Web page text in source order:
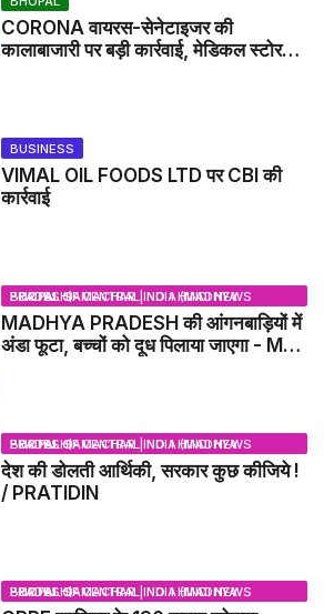
CORONA वायरस-सेनेटाइजर की
कालाबाजारी पर बड़ी कार्रवाई, मेडिकल स्टोर
BUSINESS
VIMAL OIL FOODS LTD पर CBI की
कार्रवाई
BHOPAL SAMACHAR | NO 1 HINDI NEWS PORTAL OF CENTRAL INDIA (MADHYA PRADESH)
MADHYA PRADESH की आंगनबाड़ियों में
अंडा फूटा, बच्चों को दूध पिलाया जाएगा - MP
BHOPAL SAMACHAR | NO 1 HINDI NEWS PORTAL OF CENTRAL INDIA (MADHYA PRADESH)
देश की डोलती आर्थिकी, सरकार कुछ कीजिये !
/ PRATIDIN
BHOPAL SAMACHAR | NO 1 HINDI NEWS PORTAL OF CENTRAL INDIA (MADHYA PRADESH)